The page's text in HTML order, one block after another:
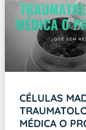
CÉLULAS
MÉDICA O